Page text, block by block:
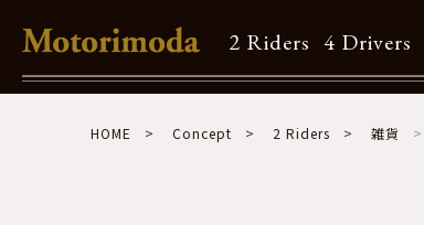
2 Riders 4 Drivers
Shop Info
HOME Concept 2 Riders 雑貨